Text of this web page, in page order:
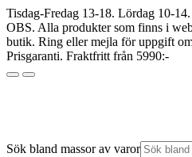
Tisdag-Fredag 13-18. Lördag 10-
OBS. Alla produkter som finns i
butik. Ring eller mejla för uppgift
Prisgaranti. Fraktfritt från 5990:-
Sök bland massor av varor